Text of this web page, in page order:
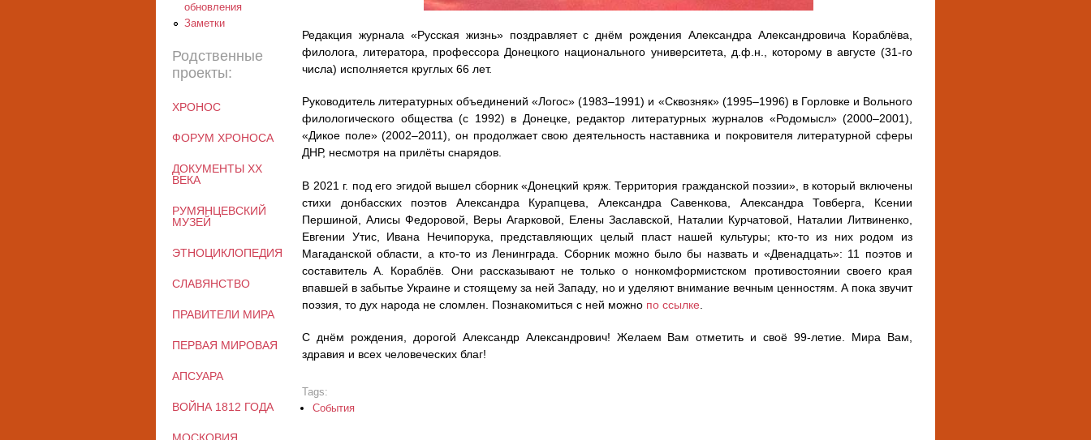
Редакция журнала «Русская жизнь» поздравляет с днём рождения Александра Александровича Кораблёва,
филолога, литератора, профессора Донецкого национального университета, д.ф.н., которому в августе (31-го
числа) исполняется круглых 66 лет.
Руководитель литературных объединений «Логос» (1983–1991) и «Сквозняк» (1995–1996) в Горловке и Вольного
филологического общества (с 1992) в Донецке, редактор литературных журналов «Родомысл» (2000–2001),
«Дикое поле» (2002–2011), он продолжает свою деятельность наставника и покровителя литературной сферы
ДНР, несмотря на прилёты снарядов.
В 2021 г. под его эгидой вышел сборник «Донецкий кряж. Территория гражданской поэзии», в который включены
стихи донбасских поэтов Александра Курапцева, Александра Савенкова, Александра Товберга, Ксении
Першиной, Алисы Федоровой, Веры Агарковой, Елены Заславской, Наталии Курчатовой, Наталии Литвиненко,
Евгении Утис, Ивана Нечипорука, представляющих целый пласт нашей культуры; кто-то из них родом из
Магаданской области, а кто-то из Ленинграда. Сборник можно было бы назвать и «Двенадцать»: 11 поэтов и
составитель А. Кораблёв. Они рассказывают не только о нонкомформистском противостоянии своего края
впавшей в забытье Украине и стоящему за ней Западу, но и уделяют внимание вечным ценностям. А пока звучит
поэзия, то дух народа не сломлен. Познакомиться с ней можно по ссылке
С днём рождения, дорогой Александр Александрович! Желаем Вам отметить и своё 99-летие. Мира Вам,
здравия и всех человеческих благ!
Tags:
События
обновления
Заметки
Родственные
проекты:
ХРОНОС
ФОРУМ ХРОНОСА
ДОКУМЕНТЫ XX
ВЕКА
РУМЯНЦЕВСКИЙ
МУЗЕЙ
ЭТНОЦИКЛОПЕДИЯ
СЛАВЯНСТВО
ПРАВИТЕЛИ МИРА
ПЕРВАЯ МИРОВАЯ
АПСУАРА
ВОЙНА 1812 ГОДА